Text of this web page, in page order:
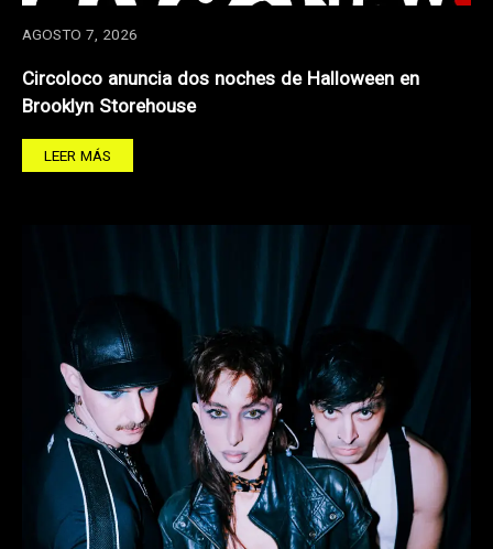
AGOSTO 7, 2026
Circoloco anuncia dos noches de Halloween en
Brooklyn Storehouse
LEER MÁS